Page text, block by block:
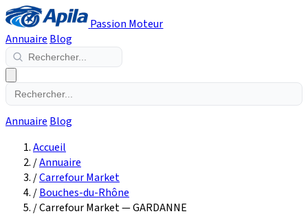
Passion Moteur
Annuaire Blog
Annuaire Blog
Accueil
/Annuaire
/Carrefour Market
/Bouches-du-Rhône
/Carrefour Market — GARDANNE